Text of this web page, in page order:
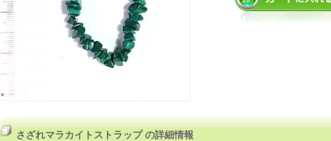
さざれマラカイトストラップ の詳細情報